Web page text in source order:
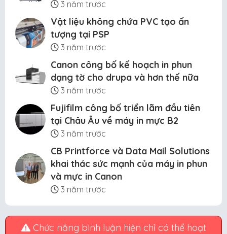
3 năm trước
Vật liệu không chứa PVC tạo ấn
tượng tại PSP
3 năm trước
Canon công bố kế hoạch in phun
dạng tờ cho drupa và hơn thế nữa
3 năm trước
Fujifilm công bố triển lãm đầu tiên
tại Châu Âu về máy in mực B2
3 năm trước
CB Printforce và Data Mail Solutions
khai thác sức mạnh của máy in phun
và mực in Canon
3 năm trước
Chức năng bình luận hiện chỉ có thể hoạt